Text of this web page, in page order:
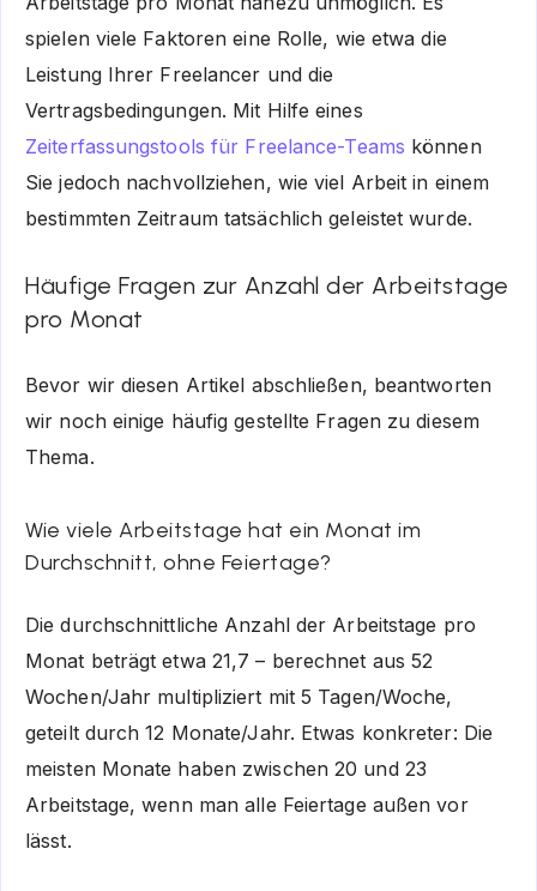
spielen viele Faktoren eine Rolle, wie etwa die
Leistung Ihrer Freelancer und die
Vertragsbedingungen. Mit Hilfe eines
Zeiterfassungstools für Freelance-Teams können
Sie jedoch nachvollziehen, wie viel Arbeit in einem
bestimmten Zeitraum tatsächlich geleistet wurde.
Häufige Fragen zur Anzahl der Arbeitstage
pro Monat
Bevor wir diesen Artikel abschließen, beantworten
wir noch einige häufig gestellte Fragen zu diesem
Thema.
Wie viele Arbeitstage hat ein Monat im
Durchschnitt, ohne Feiertage?
Die durchschnittliche Anzahl der Arbeitstage pro
Monat beträgt etwa 21,7 – berechnet aus 52
Wochen/Jahr multipliziert mit 5 Tagen/Woche,
geteilt durch 12 Monate/Jahr. Etwas konkreter: Die
meisten Monate haben zwischen 20 und 23
Arbeitstage, wenn man alle Feiertage außen vor
lässt.